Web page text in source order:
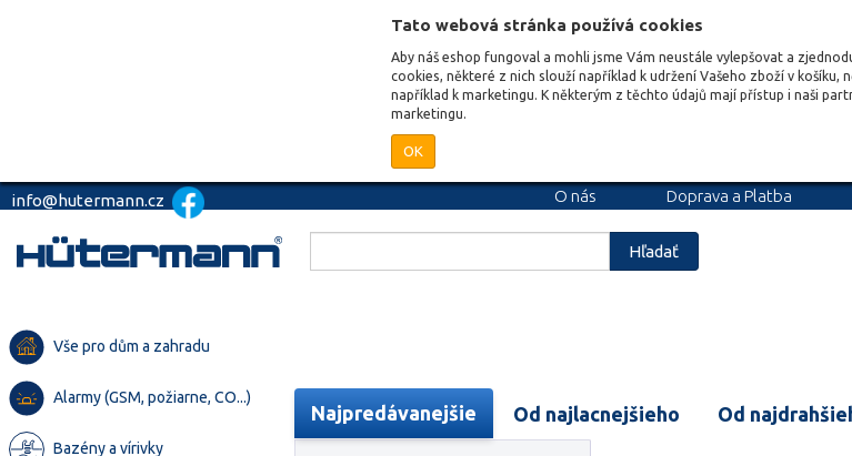
Tato webová stránka používá cookies
Aby náš eshop fungoval a mohli jsme Vám neustále vylepšovat a
cookies, některé z nich slouží například k udržení Vašeho zboží v košíku,
například k marketingu. K některým z těchto údajů mají přístup i naši
marketingu.
OK
info@hutermann.cz O nás Doprava a Platba
Hľadať
Vše pro dům a zahradu
Alarmy (GSM, požiarne, CO...)
Bazény a vírivky
Najpredávanejšie Od najlacnejšieho Od